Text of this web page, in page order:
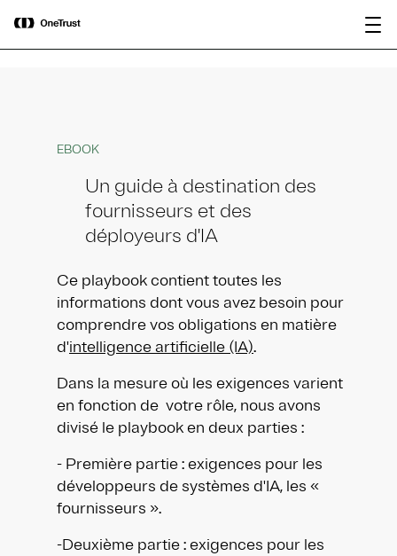
OneTrust nommée « Visionnaire »
dans le Magic Quadrant™ 2026 de
Gartner® pour les plateformes de
EBOOK
Un guide à destination des
fournisseurs et des
déployeurs d'IA
Ce playbook contient toutes les
informations dont vous avez besoin pour
comprendre vos obligations en matière
d'intelligence artificielle (IA).
Dans la mesure où les exigences varient
en fonction de votre rôle, nous avons
divisé le playbook en deux parties :
- Première partie : exigences pour les
développeurs de systèmes d'IA, les «
fournisseurs ».
-Deuxième partie : exigences pour les